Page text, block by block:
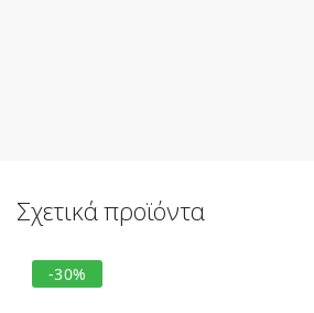
Σχετικά προϊόντα
-30%